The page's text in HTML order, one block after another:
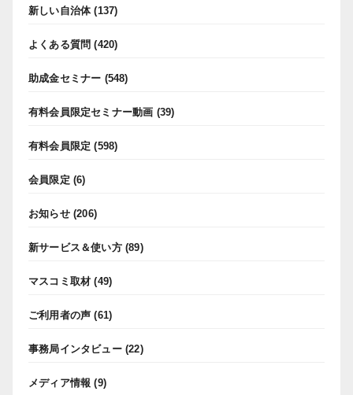
新しい自治体(137)
よくある質問 (420)
助成金セミナー (548)
有料会員限定セミナー動画 (39)
有料会員限定 (598)
会員限定 (6)
お知らせ(206)
新サービス＆使い方(89)
マスコミ取材 (49)
ご利用者の声 (61)
事務局インタビュー(22)
メディア情報 (9)